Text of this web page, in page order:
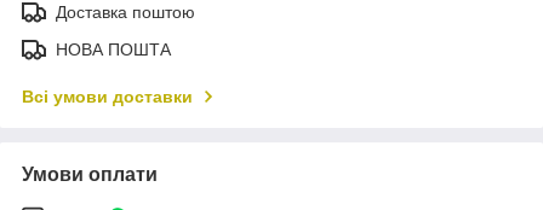
Доставка поштою
НОВА ПОШТА
Всі умови доставки
Умови оплати